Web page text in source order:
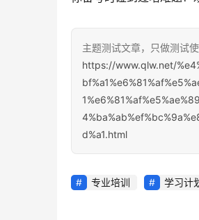
主题测试文章，只做测试
https://www.qlw.net/
d%a1.html
专业培训 学习计